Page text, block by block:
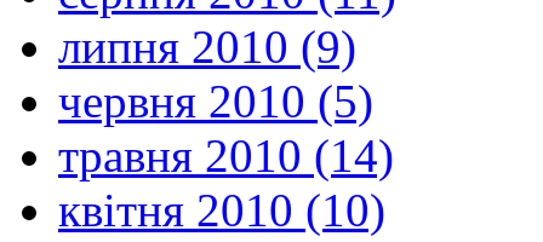
липня 2010 (9)
червня 2010 (5)
травня 2010 (14)
квітня 2010 (10)